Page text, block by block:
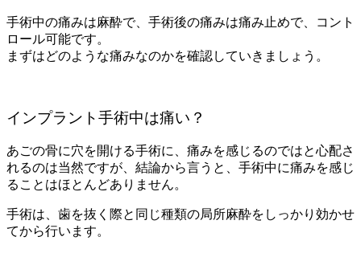
手術中の痛みは麻酔で、手術後の痛みは痛み止めで、コント
ロール可能です。
まずはどのような痛みなのかを確認していきましょう。
インプラント手術中は痛い？
あごの骨に穴を開ける手術に、痛みを感じるのではと心配さ
れるのは当然ですが、結論から言うと、手術中に痛みを感じ
ることはほとんどありません。
手術は、歯を抜く際と同じ種類の局所麻酔をしっかり効かせ
てから行います。